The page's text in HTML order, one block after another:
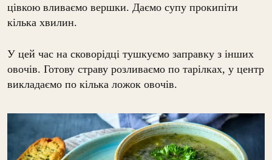
цівкою вливаємо вершки. Даємо супу прокипіти
кілька хвилин.
У цей час на сковорідці тушкуємо заправку з інших
овочів. Готову страву розливаємо по тарілках, у центр
викладаємо по кілька ложок овочів.